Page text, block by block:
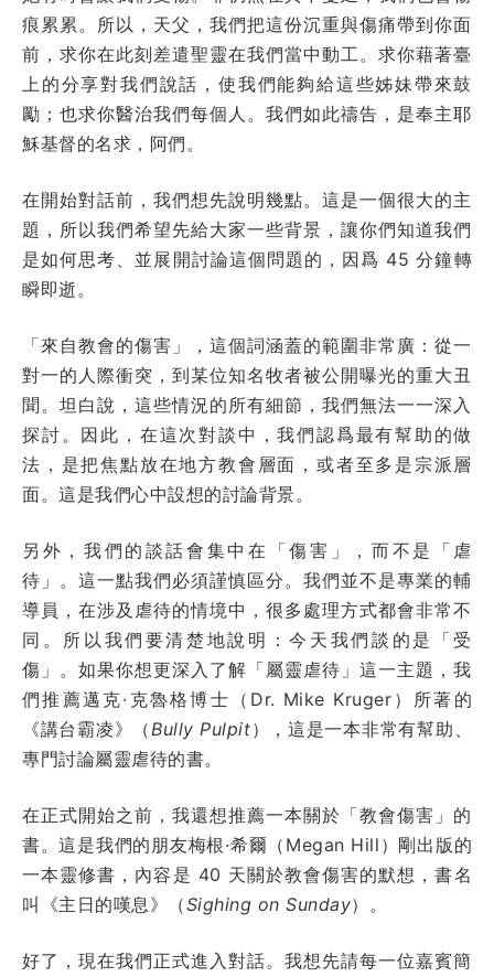
痕累累。所以，天父，我們把這份沉重與傷痛帶到你面
前，求你在此刻差遣聖靈在我們當中動工。求你藉著臺
上的分享對我們說話，使我們能夠給這些姊妹帶來鼓
勵；也求你醫治我們每個人。我們如此禱告，是奉主耶
穌基督的名求，阿們。
在開始對話前，我們想先說明幾點。這是一個很大的主
題，所以我們希望先給大家一些背景，讓你們知道我們
是如何思考、並展開討論這個問題的，因爲 45 分鐘轉
瞬即逝。
「來自教會的傷害」，這個詞涵蓋的範圍非常廣：從一
對一的人際衝突，到某位知名牧者被公開曝光的重大丑
聞。坦白說，這些情況的所有細節，我們無法一一深入
探討。因此，在這次對談中，我們認爲最有幫助的做
法，是把焦點放在地方教會層面，或者至多是宗派層
面。這是我們心中設想的討論背景。
另外，我們的談話會集中在「傷害」，而不是「虐
待」。這一點我們必須謹慎區分。我們並不是專業的輔
導員，在涉及虐待的情境中，很多處理方式都會非常不
同。所以我們要清楚地說明：今天我們談的是「受
傷」。如果你想更深入了解「屬靈虐待」這一主題，我
們推薦邁克·克魯格博士（Dr. Mike Kruger）所著的
《講台霸凌》（ Bully Pulpit），這是一本非常有幫助、
專門討論屬靈虐待的書。
在正式開始之前，我還想推薦一本關於「教會傷害」的
書。這是我們的朋友梅根·希爾（Megan Hill）剛出版的
一本靈修書，內容是 40 天關於教會傷害的默想，書名
叫《主日的嘆息》（Sighing on Sunday）。
好了，現在我們正式進入對話。我想先請每一位嘉賓簡